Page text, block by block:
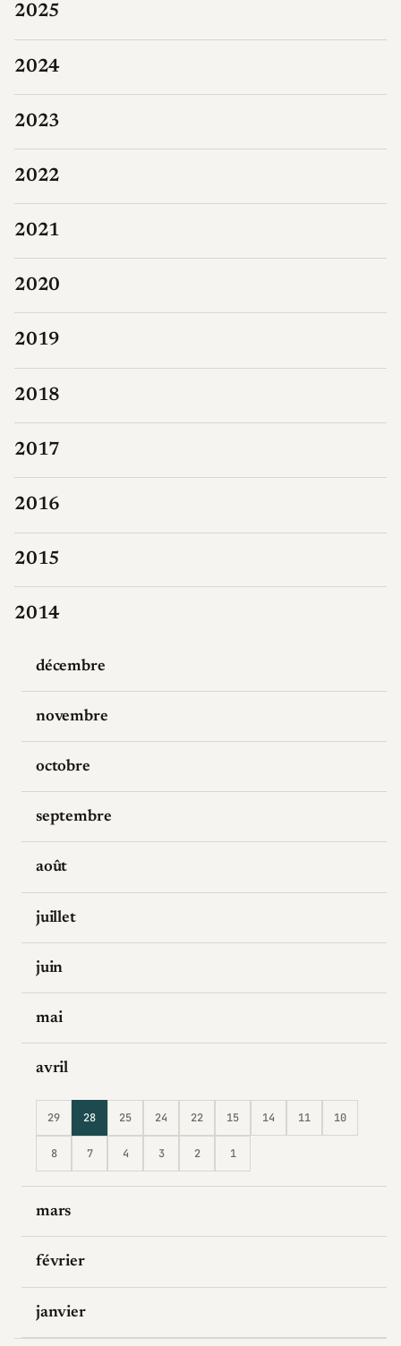
2025
2024
2023
2022
2021
2020
2019
2018
2017
2016
2015
2014
décembre
novembre
octobre
septembre
août
juillet
juin
mai
avril
29 28 25 24 22 15 14 11 10
8 7 4 3 2 1
mars
février
janvier